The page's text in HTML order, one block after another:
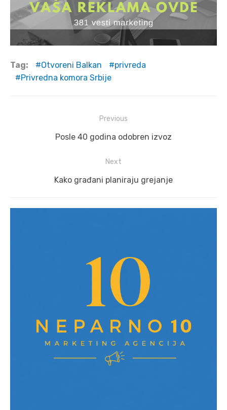
Tag: Otvoreni Balkan
privreda
Privredna komora Srbije
navigation
Previous
Previous
Posle 40 godina odobren izvoz
Next
Next
Kako građani planiraju grejanje